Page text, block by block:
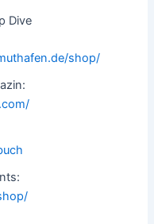
Dive
shop/